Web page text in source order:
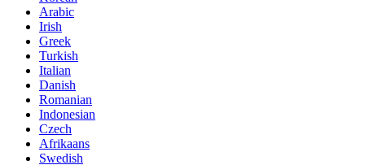
Arabic
Irish
Greek
Turkish
Italian
Danish
Romanian
Indonesian
Czech
Afrikaans
Swedish